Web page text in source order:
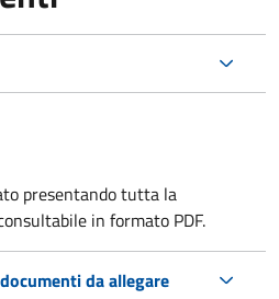
presentando tutta la
in formato PDF.
da allegare